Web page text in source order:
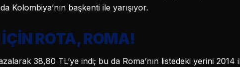
Kolombiya’nın başkenti ile yarışıyor.
ROTA, ROMA!
38,80 TL’ye indi; bu da Roma’nın listedeki yerini 2014